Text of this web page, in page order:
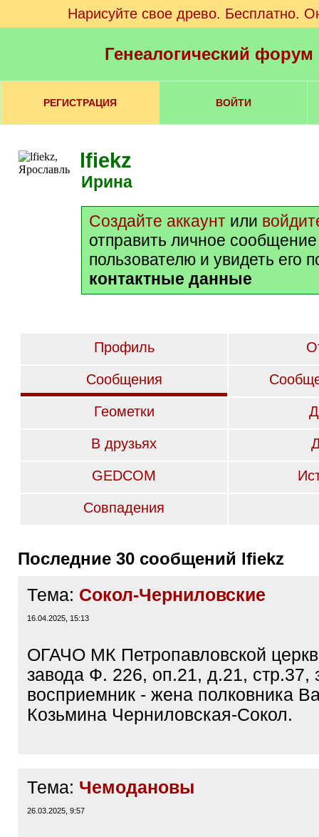
Нарисуйте свое древо. Бесплатно.
Генеалогический
РЕГИСТРАЦИЯ ВОЙТИ
lfiekz
Ирина
Создайте аккаунт или
отправить личное
пользователю и увидеть его
контактные данные
Профиль
Сообщения
Геометки
В друзьях
GEDCOM
Совпадения
Последние 30 сообщений lfiekz
Тема: Сокол-Черниловские
16.04.2025, 15:13
ОГАЧО МК Петропавловской
завода Ф. 226, оп.21, д.21, стр.37,
восприемник - жена полковника
Козьмина Черниловская-Сокол.
Тема: Чемодановы
26.03.2025, 9:57